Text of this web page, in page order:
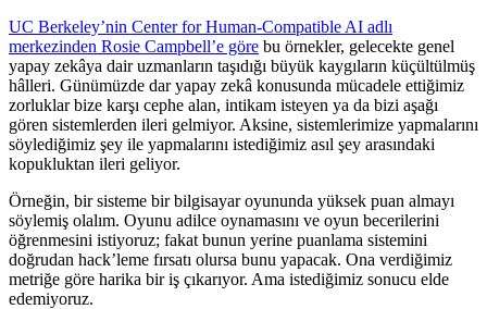
UC Berkeley’nin Center for Human-Compatible AI adlı
merkezinden Rosie Campbell’e göre bu örnekler, gelecekte genel
yapay zekâya dair uzmanların taşıdığı büyük kaygıların küçültülmüş
hâlleri. Günümüzde dar yapay zekâ konusunda mücadele ettiğimiz
zorluklar bize karşı cephe alan, intikam isteyen ya da bizi aşağı
gören sistemlerden ileri gelmiyor. Aksine, sistemlerimize yapmalarını
söylediğimiz şey ile yapmalarını istediğimiz asıl şey arasındaki
kopukluktan ileri geliyor.
Örneğin, bir sisteme bir bilgisayar oyununda yüksek puan almayı
söylemiş olalım. Oyunu adilce oynamasını ve oyun becerilerini
öğrenmesini istiyoruz; fakat bunun yerine puanlama sistemini
doğrudan hack’leme fırsatı olursa bunu yapacak. Ona verdiğimiz
metriğe göre harika bir iş çıkarıyor. Ama istediğimiz sonucu elde
edemiyoruz.